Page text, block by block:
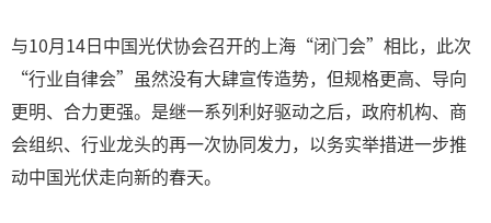
与10月14日中国光伏协会召开的上海“闭门会”相比，此次
“行业自律会”虽然没有大肆宣传造势，但规格更高、导向
更明、合力更强。是继一系列利好驱动之后，政府机构、商
会组织、行业龙头的再一次协同发力，以务实举措进一步推
动中国光伏走向新的春天。